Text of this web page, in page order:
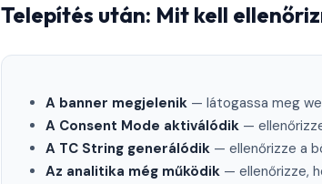
Telepítés után: Mit kell
A banner megjelenik — látogassa meg
A Consent Mode aktiválódik —
A TC String generálódik — ellenőrizze a
Az analitika még működik — ellenőrizze,